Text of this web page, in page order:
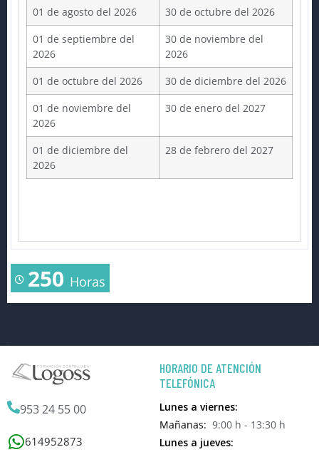
01 de agosto del 2026
30 de octubre del 2026
01 de septiembre del
2026
30 de noviembre del
2026
01 de octubre del 2026
30 de diciembre del 2026
01 de noviembre del
2026
30 de enero del 2027
01 de diciembre del
2026
28 de febrero del 2027
250 Horas
953 24 55 00
614952873
HORARIO DE ATENCIÓN
TELEFÓNICA
Lunes a viernes:
Mañanas: 9:00 h - 13:30 h
Lunes a jueves: